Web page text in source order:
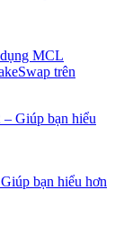
MCL
trên
bạn hiểu hơn